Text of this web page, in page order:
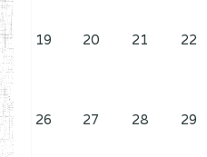
19 20 21 22
26 27 28 29